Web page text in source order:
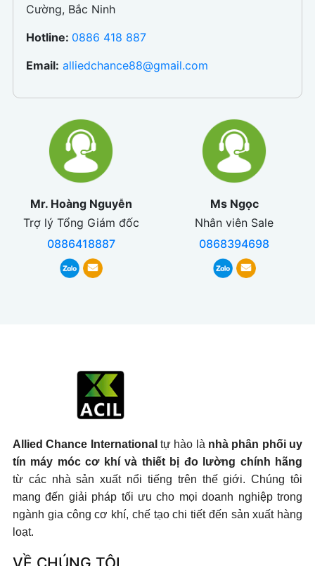
Cường, Bắc Ninh
Hotline: 0886 418 887
Email: alliedchance88@gmail.com
Mr. Hoàng Nguyễn
Trợ lý Tổng Giám đốc
0886418887
Ms Ngọc
Nhân viên Sale
0868394698
Allied Chance International tự hào là nhà phân phối uy
tín máy móc cơ khí và thiết bị đo lường chính hãng
từ các nhà sản xuất nổi tiếng trên thế giới. Chúng tôi
mang đến giải pháp tối ưu cho mọi doanh nghiệp trong
ngành gia công cơ khí, chế tạo chi tiết đến sản xuất hàng
loạt.